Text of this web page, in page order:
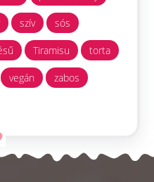
szív sós
Tiramisu torta
vegán zabos